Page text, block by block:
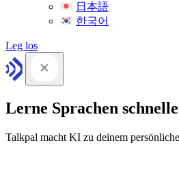
日本語
한국어
Leg los
Lerne Sprachen
Talkpal macht KI zu deinem